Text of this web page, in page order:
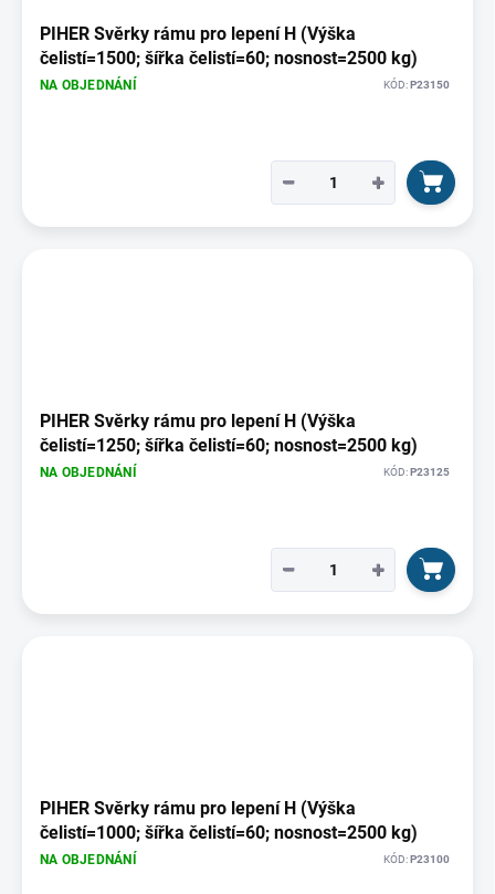
PIHER Svěrky rámu pro lepení H (Výška
čelistí=1500; šířka čelistí=60; nosnost=2500 kg)
NA OBJEDNÁNÍ KÓD:P23150
+
−
PIHER Svěrky rámu pro lepení H (Výška
čelistí=1250; šířka čelistí=60; nosnost=2500 kg)
NA OBJEDNÁNÍ KÓD:P23125
+
−
PIHER Svěrky rámu pro lepení H (Výška
čelistí=1000; šířka čelistí=60; nosnost=2500 kg)
NA OBJEDNÁNÍ KÓD: P23100